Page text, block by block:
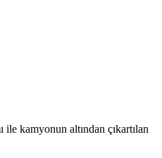
kamyonun altından çıkartılan